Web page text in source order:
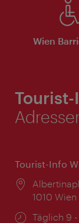
Wien
Tourist-
Tourist-Info
Ort:
1010 Wien
Täglich 9 -